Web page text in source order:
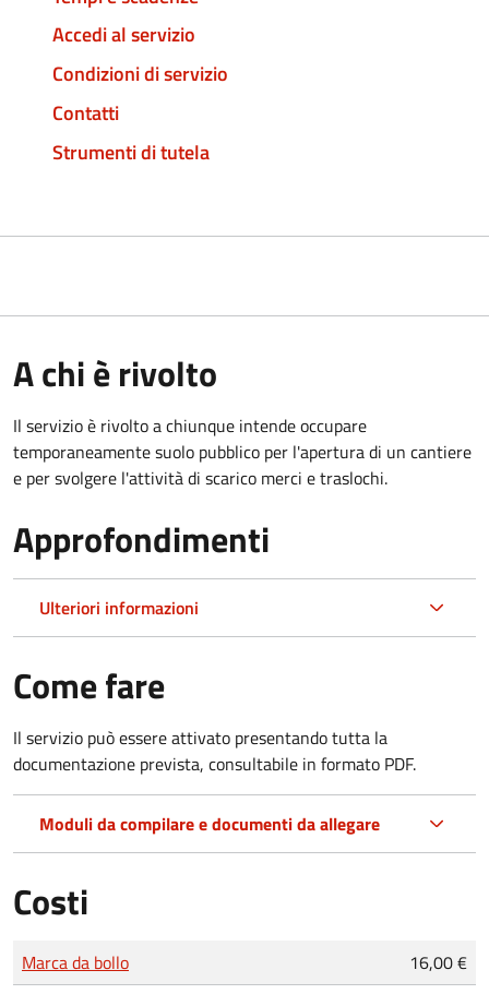
Accedi al servizio
Condizioni di servizio
Contatti
Strumenti di tutela
A chi è rivolto
Il servizio è rivolto a chiunque intende occupare
temporaneamente suolo pubblico per l'apertura di un cantiere
e per svolgere l'attività di scarico merci e traslochi.
Approfondimenti
Ulteriori informazioni
Come fare
Il servizio può essere attivato presentando tutta la
documentazione prevista, consultabile in formato PDF.
Moduli da compilare e documenti da allegare
Costi
Tipo di pagamento
Importo
Marca da bollo 16,00 €